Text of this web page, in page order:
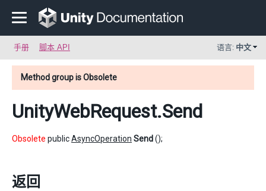
手册 脚本 API 语言: 中文
Method group is Obsolete
UnityWebRequest.Send
Obsolete publicAsyncOperation Send();
返回